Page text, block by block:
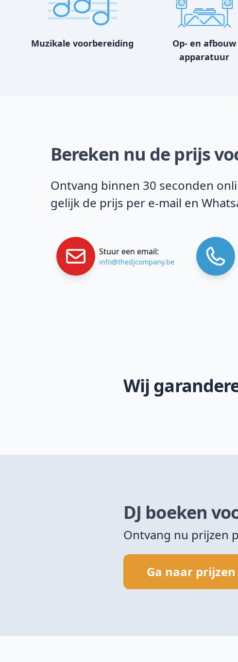
Muzikale voorbereiding
Op- en afbouw
apparatuur
Bereken nu de prijs
Ontvang binnen 30 seconden
gelijk de prijs per e-mail en
Stuur een email:
info@thedjcompany.be
Wij
DJ boeken
Ontvang nu prijzen
Ga naar prijzen